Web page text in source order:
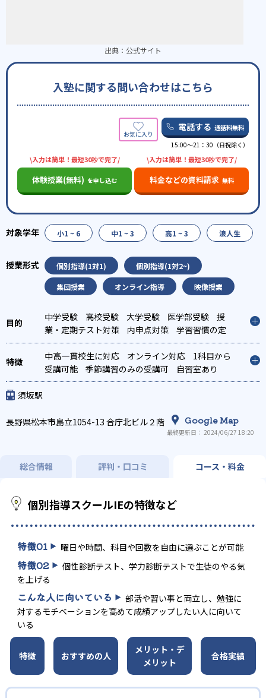
出典： 公式サイト
入塾に関する問い合わせはこちら
電話する 通話料無料
15:00〜21：30（日祝除く）
\入力は簡単！最短30秒で完了/
体験授業(無料) を申し込む
\入力は簡単！最短30秒で完了/
料金などの資料請求 無料
小1 ~ 6 中1 ~ 3 高1 ~ 3 浪人生
個別指導(1対1) 個別指導(1対2~)
集団授業 オンライン指導 映像授業
中学受験 高校受験 大学受験 医学部受験
授
業・定期テスト対策
内申点対策
学習習慣の定
着
総合型選抜(旧AO)対策 推薦入試対策
学校別
特化対策
国公立大対策 私大対策
共通テスト対
策
英検(英語検定)対策 漢検(漢字検定)対策
学特化対策
その他科目別特化対策
中高一貫校生に対応 オンライン対応
1科目から
受講可能
季節講習のみの受講可 自習室あり
須坂駅
長野県松本市島立1054-13 合庁北ビル２階 Google Map
最終更新日： 2024/06/27 18:20
総合情報 評判・口コミ コース・料金
個別指導スクールIEの特徴など
特徴01 曜日や時間、科目や回数を自由に選ぶことが可能
特徴02
個性診断テスト、学力診断テストで生徒のやる気
を上げる
こんな人に向いている
部活や習い事と両立し、勉強に
対するモチベーションを高めて成績アップしたい人に向いて
いる
特徴 おすすめの人
メリット・デ
メリット
合格実績